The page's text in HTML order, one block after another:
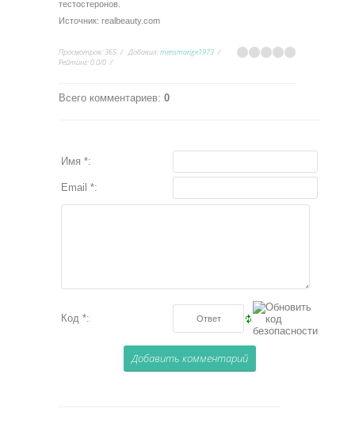
тестостеронов.
Источник: realbeauty.com
Просмотров:365 Добавил:mensmarige1973
Рейтинг:0.0/0
Всего комментариев: 0
Имя *:
Email *:
Код *: